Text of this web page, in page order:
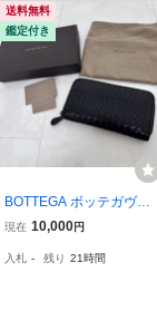
送料無料
鑑定付き
BOTTEGA ボッテガヴェ
ネタ イントレチャート ラ
ブラック レザー
現在 10,000円
入札 - 残り 21時間